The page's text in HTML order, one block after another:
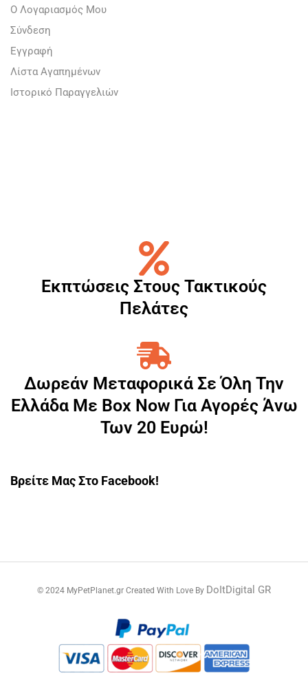
Ο Λογαριασμός Μου
Σύνδεση
Εγγραφή
Λίστα Αγαπημένων
Ιστορικό Παραγγελιών
Εκπτώσεις Στους Τακτικούς
Πελάτες
Δωρεάν Μεταφορικά Σε Όλη Την
Ελλάδα Με Box Now Για Αγορές Άνω
Των 20 Ευρώ!
Βρείτε Μας Στο Facebook!
© 2024 MyPetPlanet.gr Created With Love By DoItDigital GR